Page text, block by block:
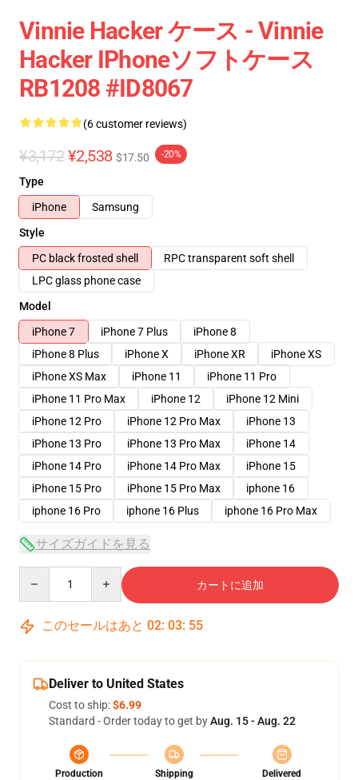
Vinnie Hacker ケース - Vinnie
Hacker IPhoneソフトケース
RB1208 #ID8067
(6 customer reviews)
¥3,172 ¥2,538 $17.50 -20%
Type
iPhone
Samsung
Style
PC black frosted shell
RPC transparent soft shell
LPC glass phone case
Model
iPhone 7
iPhone 7 Plus
iPhone 8
iPhone 8 Plus
iPhone X iPhone XR
iPhone XS
iPhone XS Max
iPhone 11
iPhone 11 Pro
iPhone 11 Pro Max
iPhone 12
iPhone 12 Mini
iPhone 12 Pro
iPhone 12 Pro Max
iPhone 13
iPhone 13 Pro
iPhone 13 Pro Max
iPhone 14
iPhone 14 Pro
iPhone 14 Pro Max
iPhone 15
iPhone 15 Pro
iPhone 15 Pro Max
iphone 16
iphone 16 Pro
iphone 16 Plus iphone 16 Pro Max
サイズガイドを見る
カートに追加
このセールはあと 02: 03: 54
Deliver to United States
Cost to ship:$6.99
Standard - Order today to get byAug. 15 - Aug. 22
Production
Shipping
Delivered